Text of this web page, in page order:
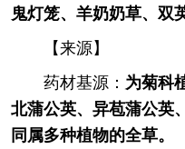
鬼灯笼、羊奶奶草、双
【来源】
药材基源： 为菊科
北蒲公英、异苞蒲公英
同属多种植物的全草。